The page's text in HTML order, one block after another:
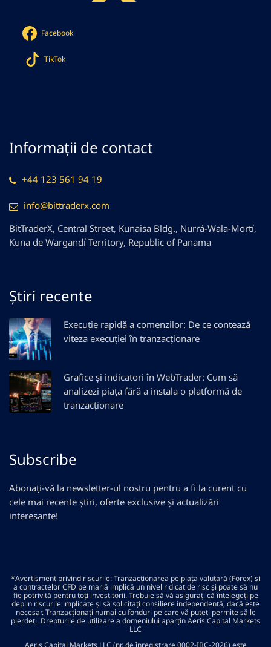
Facebook
TikTok
Informații de contact
+44 123 561 94 19
info@bittraderx.com
BitTraderX, Central Street, Kunaisa Bldg., Nurrá-Wala-Mortí,
Kuna de Wargandí Territory, Republic of Panama
Știri recente
Execuție rapidă a comenzilor: De ce contează
viteza execuției în tranzacționare
Grafice și indicatori în WebTrader: Cum să
analizezi piața fără a instala o platformă de
tranzacționare
Subscribe
Abonați-vă la newsletter-ul nostru pentru a fi la curent cu
cele mai recente știri, oferte exclusive și actualizări
interesante!
*Avertisment privind riscurile: Tranzacționarea pe piața valutară (Forex) și
a contractelor CFD pe marjă implică un nivel ridicat de risc și poate să nu
fie potrivită pentru toți investitorii. Trebuie să vă asigurați că înțelegeți pe
deplin riscurile implicate și să solicitați consiliere independentă, dacă este
necesar. Tranzacționați numai cu fonduri pe care vă puteți permite să le
pierdeți. Drepturile de utilizare a domeniului aparțin Aeris Capital Markets
LLC